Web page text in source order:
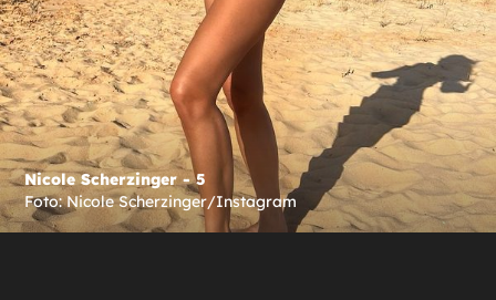
Nicole Scherzinger - 5
Foto: Nicole Scherzinger/Instagram